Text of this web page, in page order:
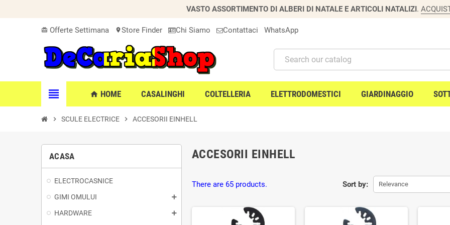
VASTO ASSORTIMENTO DI ALBERI DI NATALE E ARTICOLI NATALIZI.
card_giftcard Offerte Settimana location_onStore Finder Chi Siamo Contattaci WhatsApp
view_headline home HOME CASALINGHI COLTELLERIA ELETTRODOMESTICI GIARDINAGGIO
chevron_right SCULE ELECTRICE chevron_right ACCESORII EINHELL
ACASA
ELECTROCASNICE
GIMI OMULUI
HARDWARE
ACCESORII EINHELL
Sort by: Relevance
There are 65 products.